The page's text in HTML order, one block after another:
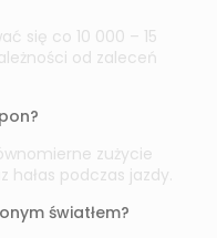
się co 10 000 – 15
od zaleceń
zużycie
hałas podczas jazdy.
światłem?